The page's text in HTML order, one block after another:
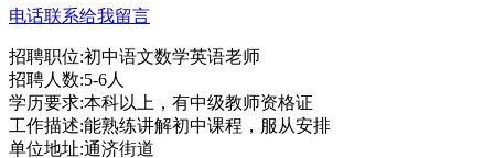
电话联系给我留言
招聘职位:初中语文数学英语老师
招聘人数:5-6人
学历要求:本科以上，有中级教师资格证
工作描述:能熟练讲解初中课程，服从安排
单位地址:通济街道